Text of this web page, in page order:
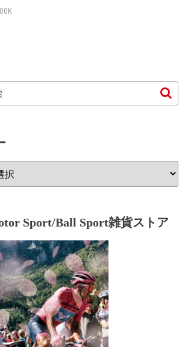
Sport/Ball Sport雑貨ストア